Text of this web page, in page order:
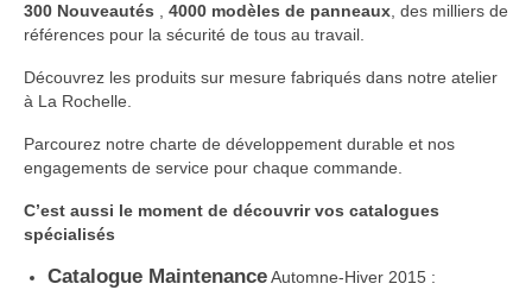
300 Nouveautés
4000 modèles de panneaux , des milliers de
références pour la sécurité de tous au travail.
Découvrez les produits sur mesure fabriqués dans notre atelier
à La Rochelle.
Parcourez notre charte de développement durable et nos
engagements de service pour chaque commande.
C’est aussi le moment de découvrir vos catalogues
spécialisés
Catalogue MaintenanceAutomne-Hiver 2015 :